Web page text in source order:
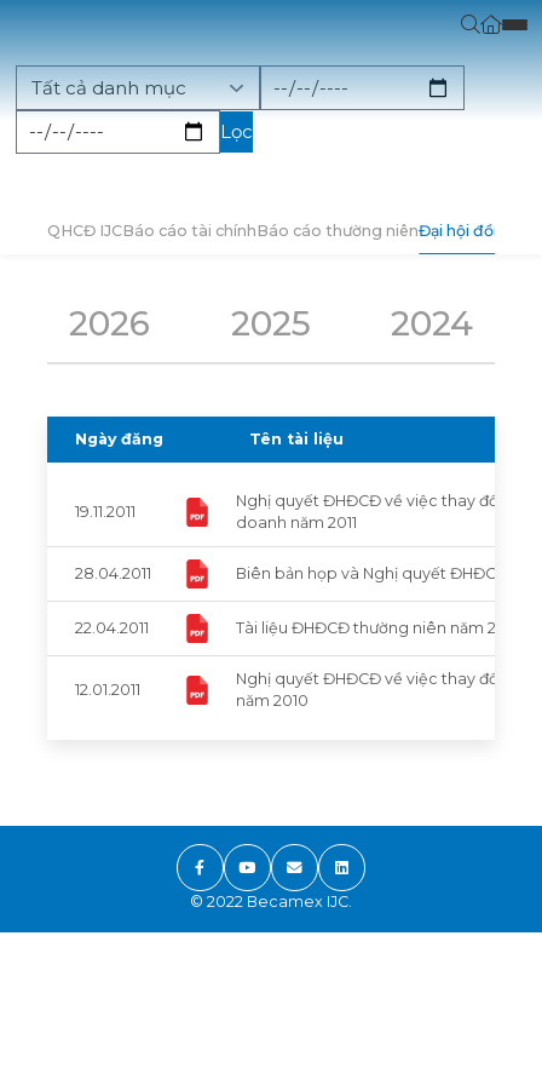
Lọc
QHCĐ IJCBáo cáo tài chính Báo cáo thường niênĐại hội đồng cổ
2026 2025 2024
Ngày đăng Tên tài liệu
19.11.2011
Nghị quyết ĐHĐCĐ về việc thay đổi kế
doanh năm 2011
28.04.2011 Biên bản họp và Nghị quyết ĐHĐCĐ
22.04.2011 Tài liệu ĐHĐCĐ thường niên năm 2011
12.01.2011
Nghị quyết ĐHĐCĐ về việc thay đổi tỷ
năm 2010
© 2022 Becamex IJC.